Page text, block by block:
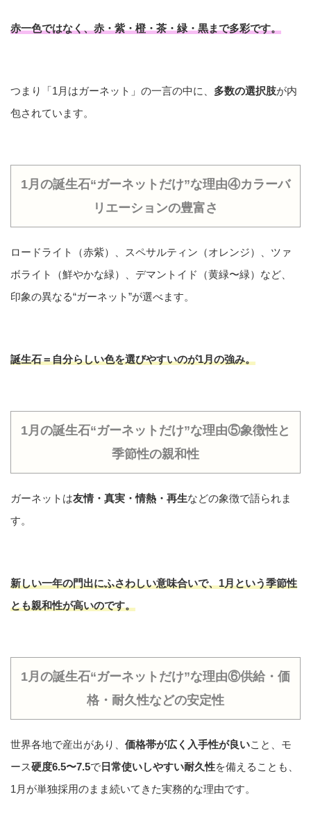
赤一色ではなく、赤・紫・橙・茶・緑・黒まで多彩です。
つまり「1月はガーネット」の一言の中に、 多数の選択肢が内
包されています。
1月の誕生石“ガーネットだけ”な理由④カラーバ
リエーションの豊富さ
ロードライト（赤紫）、スペサルティン（オレンジ）、ツァ
ボライト（鮮やかな緑）、デマントイド（黄緑〜緑）など、
印象の異なる“ガーネット”が選べます。
誕生石＝自分らしい色を選びやすいのが1月の強み。
1月の誕生石“ガーネットだけ”な理由⑤象徴性と
季節性の親和性
ガーネットは友情・真実・情熱・再生などの象徴で語られま
す。
新しい一年の門出にふさわしい意味合いで、1月という季節性
とも親和性が高いのです。
1月の誕生石“ガーネットだけ”な理由⑥供給・価
格・耐久性などの安定性
世界各地で産出があり、 価格帯が広く入手性が良いこと、モ
ース硬度6.5〜7.5で 日常使いしやすい耐久性を備えることも、
1月が単独採用のまま続いてきた実務的な理由です。